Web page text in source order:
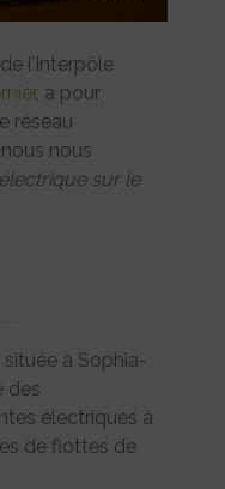
l’Interpôle
, a pour
réseau
nous
sur le
située à Sophia-
des
électriques à
de flottes de